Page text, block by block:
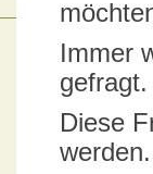
Immer
gefragt.
Diese